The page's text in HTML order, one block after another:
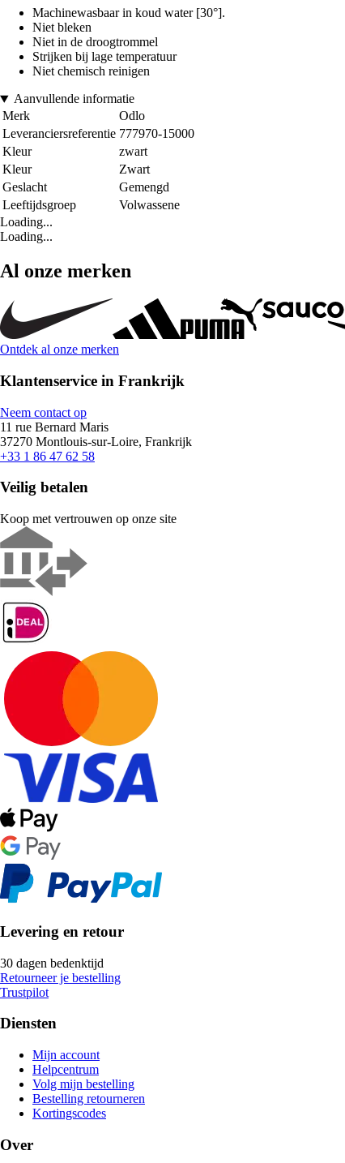
Machinewasbaar in koud water [30°].
Niet bleken
Niet in de droogtrommel
Strijken bij lage temperatuur
Niet chemisch reinigen
Aanvullende informatie
Merk
Odlo
Leveranciersreferentie 777970-15000
Kleur
zwart
Kleur
Zwart
Geslacht
Gemengd
Leeftijdsgroep
Volwassene
Loading...
Loading...
Al onze merken
Ontdek al onze merken
Klantenservice in Frankrijk
Neem contact op
11 rue Bernard Maris
37270 Montlouis-sur-Loire, Frankrijk
+33 1 86 47 62 58
Veilig betalen
Koop met vertrouwen op onze site
Levering en retour
30 dagen bedenktijd
Retourneer je bestelling
Trustpilot
Diensten
Mijn account
Helpcentrum
Volg mijn bestelling
Bestelling retourneren
Kortingscodes
Over